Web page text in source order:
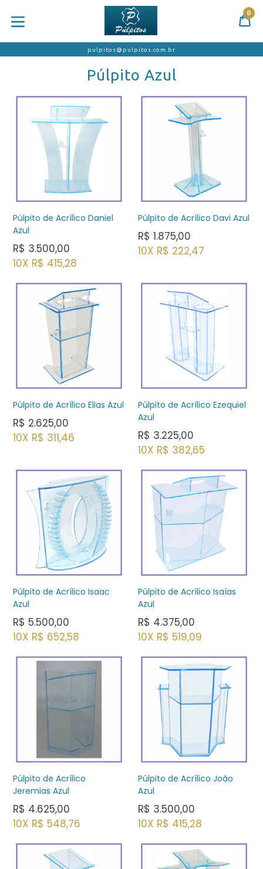
para
conteúdo
0
pulpitos@pulpitos.com.br
Púlpito Azul
Púlpito de Acrílico Daniel
Azul
Preço
normal
R$ 3.500,00
10X R$ 415,28
Púlpito de Acrílico Davi Azul
Preço
normal
R$ 1.875,00
10X R$ 222,47
Púlpito de Acrílico Elias Azul
Preço
normal
R$ 2.625,00
10X R$ 311,46
Púlpito de Acrílico Ezequiel
Azul
Preço
normal
R$ 3.225,00
10X R$ 382,65
Púlpito de Acrílico Isaac
Azul
Preço
normal
R$ 5.500,00
10X R$ 652,58
Púlpito de Acrílico Isaías
Azul
Preço
normal
R$ 4.375,00
10X R$ 519,09
Púlpito de Acrílico
Jeremias Azul
Preço
normal
R$ 4.625,00
10X R$ 548,76
Púlpito de Acrílico João
Azul
Preço
normal
R$ 3.500,00
10X R$ 415,28